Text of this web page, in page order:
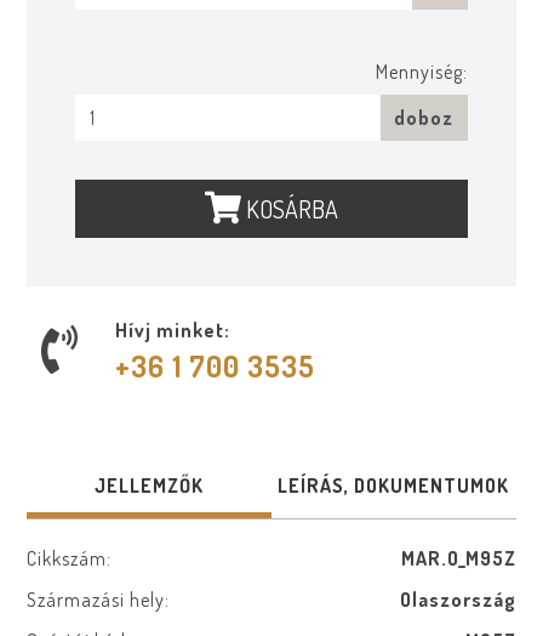
Mennyiség:
doboz
KOSÁRBA
Hívj minket:
+36 1 700 3535
JELLEMZŐK LEÍRÁS, DOKUMENTUMOK
Cikkszám:
MAR.O_M95Z
Származási hely:
Olaszország